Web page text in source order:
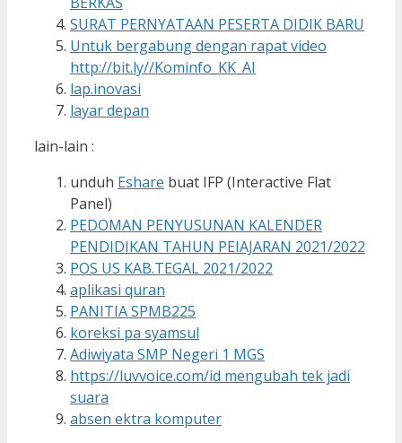
SURAT PERNYATAAN PESERTA DIDIK BARU
Untuk bergabung dengan rapat video
http://bit.ly//Kominfo_KK_AI
lap.inovasi
layar depan
lain-lain :
unduh Eshare buat IFP (Interactive Flat
Panel)
PEDOMAN PENYUSUNAN KALENDER
PENDIDIKAN TAHUN PEIAJARAN 2021/2022
POS US KAB.TEGAL 2021/2022
aplikasi quran
PANITIA SPMB225
koreksi pa syamsul
Adiwiyata SMP Negeri 1 MGS
https://luvvoice.com/id mengubah tek jadi
suara
absen ektra komputer